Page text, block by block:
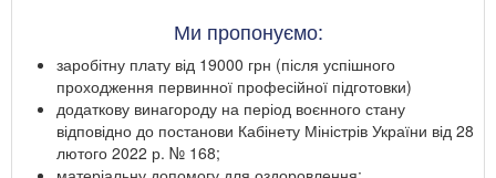
Ми пропонуємо:
заробітну плату від 19000 грн (після успішного
проходження первинної професійної підготовки)
додаткову винагороду на період воєнного стану
відповідно до постанови Кабінету Міністрів України від 28
лютого 2022 р. № 168;